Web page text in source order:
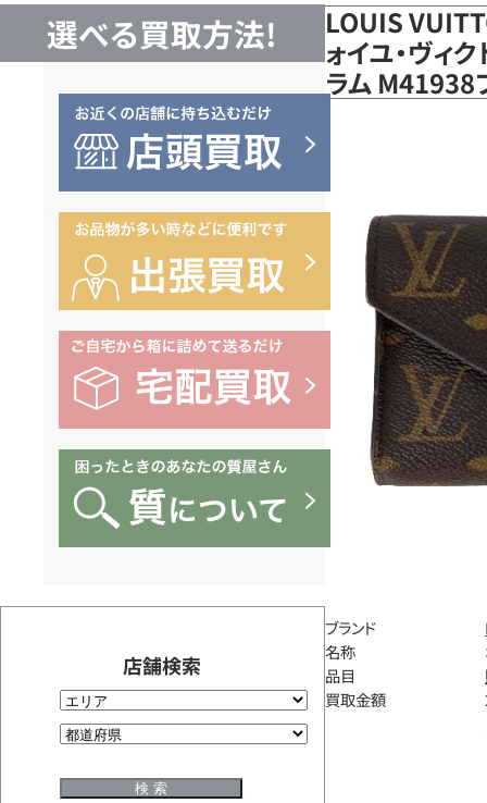
選べる買取方法!
店舗検索
LOUIS
ォイユ・ヴィ
ラム M41938
ブランド
名称
品目
買取金額